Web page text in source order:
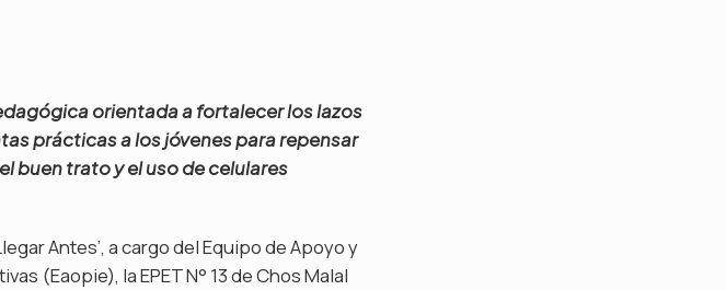
orientada a fortalecer los lazos
prácticas a los jóvenes para repensar
buen trato y el uso de celulares
Antes’, a cargo del Equipo de Apoyo y
(Eaopie), la EPET N° 13 de Chos Malal